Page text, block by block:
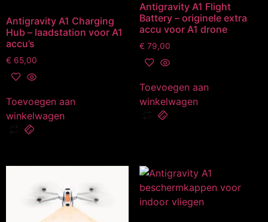
Antigravity A1 Charging
Hub – laadstation voor A1
accu’s
€ 65,00
Toevoegen aan
winkelwagen
Antigravity A1 Flight
Battery – originele extra
accu voor A1 drone
€ 79,00
Toevoegen aan
winkelwagen